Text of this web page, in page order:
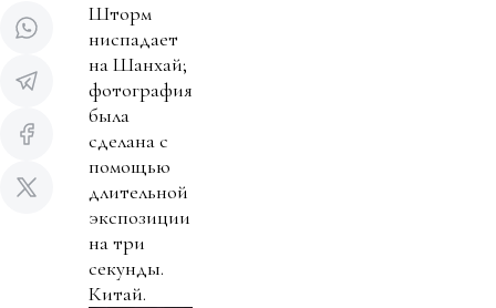
Шторм
ниспадает
на Шанхай;
фотография
была
сделана с
помощью
длительной
экспозиции
на три
секунды.
Китай.